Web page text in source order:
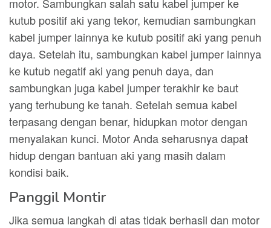
kutub positif aki yang tekor, kemudian sambungkan
kabel jumper lainnya ke kutub positif aki yang penuh
daya. Setelah itu, sambungkan kabel jumper lainnya
ke kutub negatif aki yang penuh daya, dan
sambungkan juga kabel jumper terakhir ke baut
yang terhubung ke tanah. Setelah semua kabel
terpasang dengan benar, hidupkan motor dengan
menyalakan kunci. Motor Anda seharusnya dapat
hidup dengan bantuan aki yang masih dalam
kondisi baik.
Panggil Montir
Jika semua langkah di atas tidak berhasil dan motor